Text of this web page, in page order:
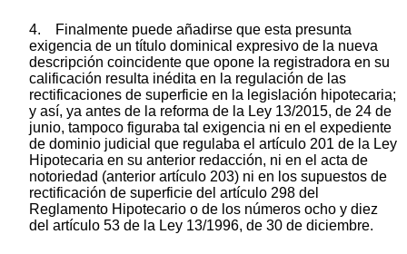
4. Finalmente puede añadirse que esta presunta
exigencia de un título dominical expresivo de la nueva
descripción coincidente que opone la registradora en su
calificación resulta inédita en la regulación de las
rectificaciones de superficie en la legislación hipotecaria;
y así, ya antes de la reforma de la Ley 13/2015, de 24 de
junio, tampoco figuraba tal exigencia ni en el expediente
de dominio judicial que regulaba el artículo 201 de la Ley
Hipotecaria en su anterior redacción, ni en el acta de
notoriedad (anterior artículo 203) ni en los supuestos de
rectificación de superficie del artículo 298 del
Reglamento Hipotecario o de los números ocho y diez
del artículo 53 de la Ley 13/1996, de 30 de diciembre.